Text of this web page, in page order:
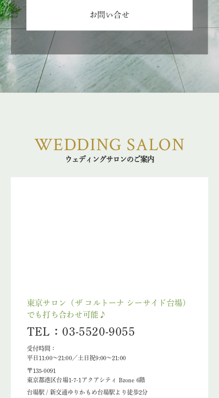
お問い合せ
WEDDING SALON
ウェディングサロンのご案内
東京サロン（ザ コルトーナ シーサイド台場）
でも打ち合わせ可能♪
TEL：03-5520-9055
受付時間：
平日11:00～21:00／土日祝9:00～21:00
〒135-0091
東京都港区台場1-7-1アクアシティ Bzone 6階
台場駅 / 新交通ゆりかもめ台場駅より徒歩2分